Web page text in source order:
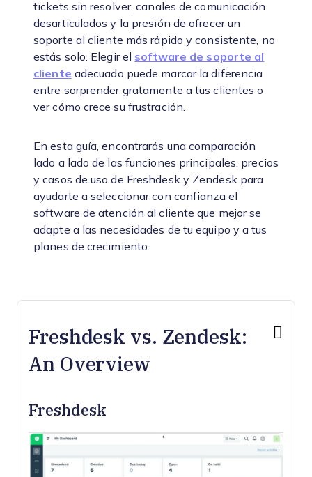
tickets sin resolver, canales de comunicación
desarticulados y la presión de ofrecer un
soporte al cliente más rápido y consistente, no
estás solo. Elegir el software de soporte al
cliente adecuado puede marcar la diferencia
entre sorprender gratamente a tus clientes o
ver cómo crece su frustración.
En esta guía, encontrarás una comparación
lado a lado de las funciones principales, precios
y casos de uso de Freshdesk y Zendesk para
ayudarte a seleccionar con confianza el
software de atención al cliente que mejor se
adapte a las necesidades de tu equipo y a tus
planes de crecimiento.
Freshdesk vs. Zendesk:
An Overview
Freshdesk